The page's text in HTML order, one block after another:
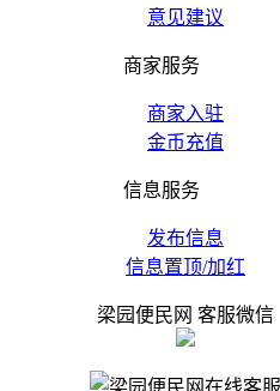
意见建议
商家服务
商家入驻
金币充值
信息服务
发布信息
信息置顶/加红
梁园便民网 客服微信